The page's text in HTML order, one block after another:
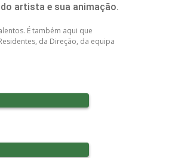
artista e sua animação.
É também aqui que
da Direção, da equipa